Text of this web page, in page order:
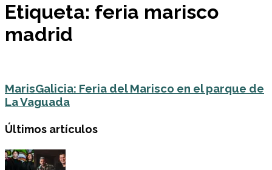
Etiqueta: feria marisco
madrid
MarisGalicia: Feria del Marisco en el parque de
La Vaguada
Últimos artículos